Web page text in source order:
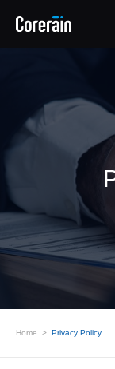
Home > Privacy Policy